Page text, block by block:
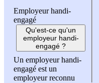
Employeur handi-
engagé
Qu'est-ce qu'un
employeur handi-
engagé ?
Un employeur handi-
engagé est un
employeur reconnu